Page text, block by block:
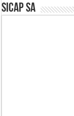
SICAP SA